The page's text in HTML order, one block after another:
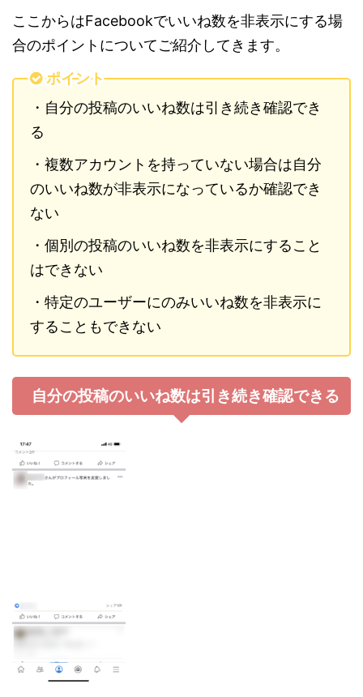
ここからはFacebookでいいね数を非表示にする場
合のポイントについてご紹介してきます。
ポイント
・自分の投稿のいいね数は引き続き確認でき
る
・複数アカウントを持っていない場合は自分
のいいね数が非表示になっているか確認でき
ない
・個別の投稿のいいね数を非表示にすること
はできない
・特定のユーザーにのみいいね数を非表示に
することもできない
自分の投稿のいいね数は引き続き確認できる